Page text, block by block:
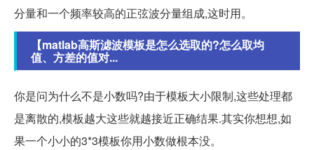
分量和一个频率较高的正弦波分量组成,这时用。
【matlab高斯滤波模板是怎么选取的?怎么取均
值、方差的值对...
你是问为什么不是小数吗?由于模板大小限制,这些处理都
是离散的,模板越大这些就越接近正确结果.其实你想想,如
果一个小小的3*3模板你用小数做根本没。